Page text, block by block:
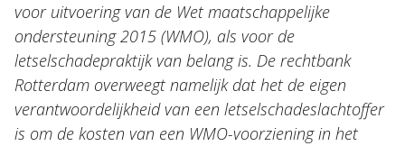
voor uitvoering van de Wet maatschappelijke
ondersteuning 2015 (WMO), als voor de
letselschadepraktijk van belang is. De rechtbank
Rotterdam overweegt namelijk dat het de eigen
verantwoordelijkheid van een letselschadeslachtoffer
is om de kosten van een WMO-voorziening in het